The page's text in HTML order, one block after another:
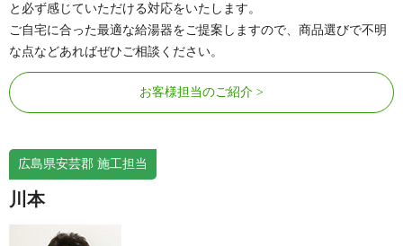
と必ず感じていただける対応をいたします。
ご自宅に合った最適な給湯器をご提案しますので、商品選びで不明
な点などあればぜひご相談ください。
お客様担当のご紹介
広島県安芸郡 施工担当
川本